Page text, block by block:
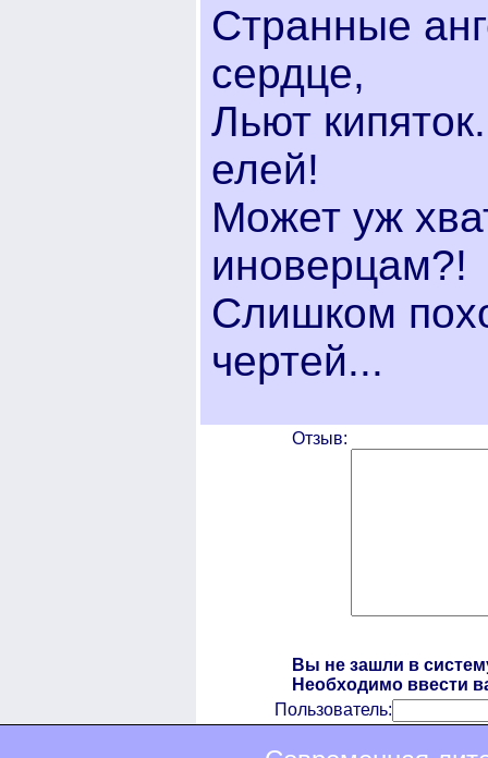
Странные
сердце,
Льют
елей!
Может уж
иноверцам?!
Слишком
чертей...
Отзыв:
Вы не зашли в
Необходимо ввести
Пользователь: